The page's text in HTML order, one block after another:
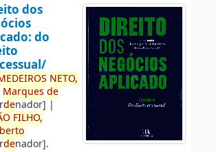
dos
do
DEIROS NETO,
Marques de
denador] |
FILHO,
denador].